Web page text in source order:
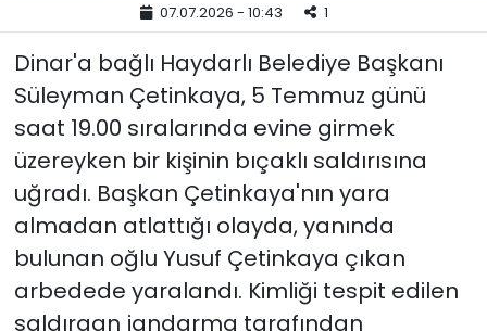
07.07.2026 - 10:43 1
Dinar'a bağlı Haydarlı Belediye Başkanı
Süleyman Çetinkaya, 5 Temmuz günü
saat 19.00 sıralarında evine girmek
üzereyken bir kişinin bıçaklı saldırısına
uğradı. Başkan Çetinkaya'nın yara
almadan atlattığı olayda, yanında
bulunan oğlu Yusuf Çetinkaya çıkan
arbedede yaralandı. Kimliği tespit edilen
saldırgan jandarma tarafından
Yaşam
YEREL POLİTİKA
YEREL YÖNETİMLER
Yurt